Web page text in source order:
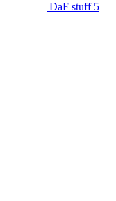
DaF stuff 5